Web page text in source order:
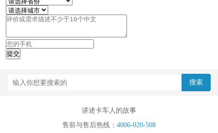
扩大，只追求高质量、高性能。
1909年6月申请戴姆勒公司登记了三叉星做为轿车的标志，象征
着陆上、水上和空中的机械化。1916年在它的四周加上了一个圆
圈，在圆的上方镶嵌了4个小星，下面有梅赛德斯“Mercedes”字
样。“梅赛德斯”是幸福的意思，意为戴姆勒生产的汽车将为车主们带
讲述卡车人的故事
售前与售后热线： 4006-020-508